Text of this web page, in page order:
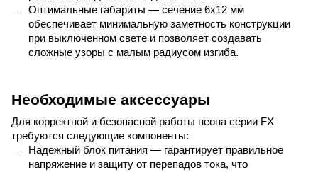
Оптимальные габариты — сечение 6x12 мм
обеспечивает минимальную заметность конструкции
при выключенном свете и позволяет создавать
сложные узоры с малым радиусом изгиба.
Необходимые аксессуары
Для корректной и безопасной работы неона серии FX
требуются следующие компоненты:
Надежный блок питания — гарантирует правильное
напряжение и защиту от перепадов тока, что